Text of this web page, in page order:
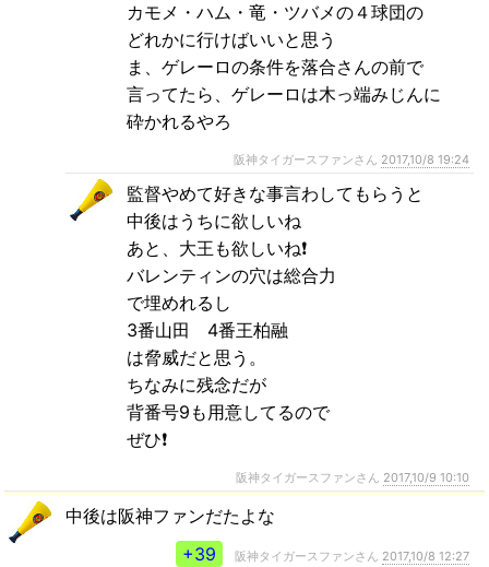
カモメ・ハム・竜・ツバメの４球団の
どれかに行けばいいと思う
ま、ゲレーロの条件を落合さんの前で
言ってたら、ゲレーロは木っ端みじんに
砕かれるやろ
阪神タイガースファンさん 2017,10/8 19:24
監督やめて好きな事言わしてもらうと
中後はうちに欲しいね
あと、大王も欲しいね❗
バレンティンの穴は総合力
で埋めれるし
3番山田 4番王柏融
は脅威だと思う。
ちなみに残念だが
背番号9も用意してるので
ぜひ❗
阪神タイガースファンさん 2017,10/9 10:10
中後は阪神ファンだたよな
+39
阪神タイガースファンさん 2017,10/8 12:27